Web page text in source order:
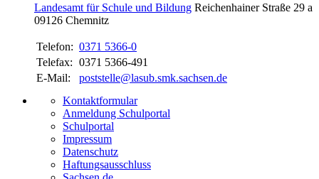
Landesamt für Schule und Bildung Reichenhainer Straße 29 a
09126 Chemnitz
Telefon: 0371 5366-0
Telefax: 0371 5366-491
E-Mail:
poststelle@lasub.smk.sachsen.de
Kontaktformular
Anmeldung Schulportal
Schulportal
Impressum
Datenschutz
Haftungsausschluss